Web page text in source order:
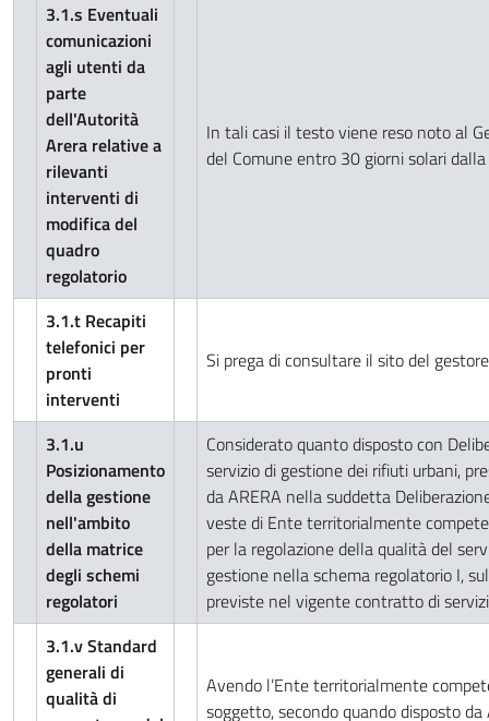
3.1.s Eventuali
comunicazioni
agli utenti da
parte
dell'Autorità
Arera relative a
rilevanti
interventi di
modifica del
quadro
regolatorio
In tali casi il testo viene reso noto al
del Comune entro 30 giorni solari
3.1.t Recapiti
telefonici per
pronti
interventi
Si prega di consultare il sito del
3.1.u
Posizionamento
della gestione
nell'ambito
della matrice
degli schemi
regolatori
Considerato quanto disposto con
servizio di gestione dei rifiuti urbani,
da ARERA nella suddetta
veste di Ente territorialmente
per la regolazione della qualità del
gestione nella schema regolatorio I,
previste nel vigente contratto di
3.1.v Standard
generali di
qualità di
Avendo l’Ente territorialmente
soggetto, secondo quando disposto